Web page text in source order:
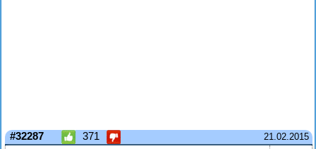
21.02.2015
#32287 371